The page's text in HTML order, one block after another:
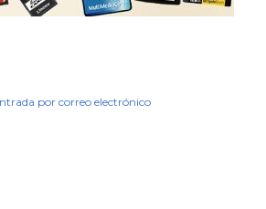
por correo electrónico